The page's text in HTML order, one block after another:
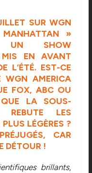
SUR WGN
»
UN SHOW
MIS EN AVANT
L’ÉTÉ. EST-CE
WGN AMERICA
FOX, ABC OU
LA SOUS-
REBUTE LES
LÉGÈRES ?
CAR
DÉTOUR !
brillants,